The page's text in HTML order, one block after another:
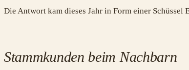
Die Antwort kam dieses Jahr in Form einer Schüssel
Stammkunden beim Nachbarn